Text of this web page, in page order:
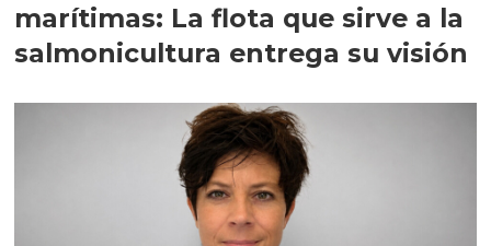
marítimas: La flota que sirve a la
salmonicultura entrega su visión